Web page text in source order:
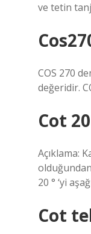
ve tetin
COS 270
değeridir.
Cot
Açıklama:
20 ° ‘yi
Cot